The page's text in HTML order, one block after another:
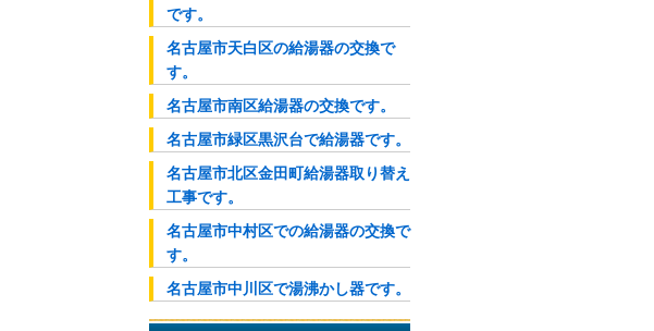
です。
名古屋市天白区の給湯器の交換で
す。
名古屋市南区給湯器の交換です。
名古屋市緑区黒沢台で給湯器です。
名古屋市北区金田町給湯器取り替え
工事です。
名古屋市中村区での給湯器の交換で
す。
名古屋市中川区で湯沸かし器です。